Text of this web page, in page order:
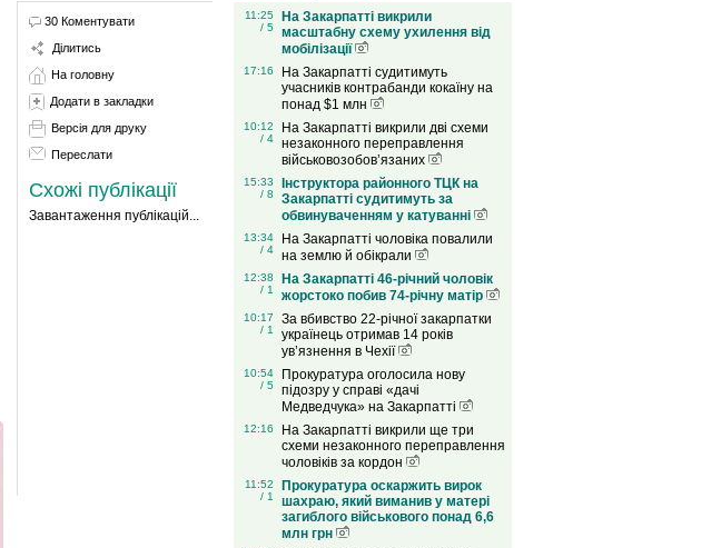
30 Коментувати
Ділитись
На головну
Додати в закладки
Версія для друку
Переслати
Схожі публікації
Завантаження публікацій...
11:25
/ 5
На Закарпатті викрили
масштабну схему ухилення від
мобілізації
17:16
На Закарпатті судитимуть
учасників контрабанди кокаїну на
понад $1 млн
10:12
/ 4
На Закарпатті викрили дві схеми
незаконного переправлення
військовозобов’язаних
15:33
/ 8
Інструктора районного ТЦК на
Закарпатті судитимуть за
обвинуваченням у катуванні
13:34
/ 4
На Закарпатті чоловіка повалили
на землю й обікрали
12:38
/ 1
На Закарпатті 46-річний чоловік
жорстоко побив 74-річну матір
10:17
/ 1
За вбивство 22-річної закарпатки
українець отримав 14 років
ув’язнення в Чехії
10:54
/ 5
Прокуратура оголосила нову
підозру у справі «дачі
Медведчука» на Закарпатті
12:16
На Закарпатті викрили ще три
схеми незаконного переправлення
чоловіків за кордон
11:52
/ 1
Прокуратура оскаржить вирок
шахраю, який виманив у матері
загиблого військового понад 6,6
млн грн